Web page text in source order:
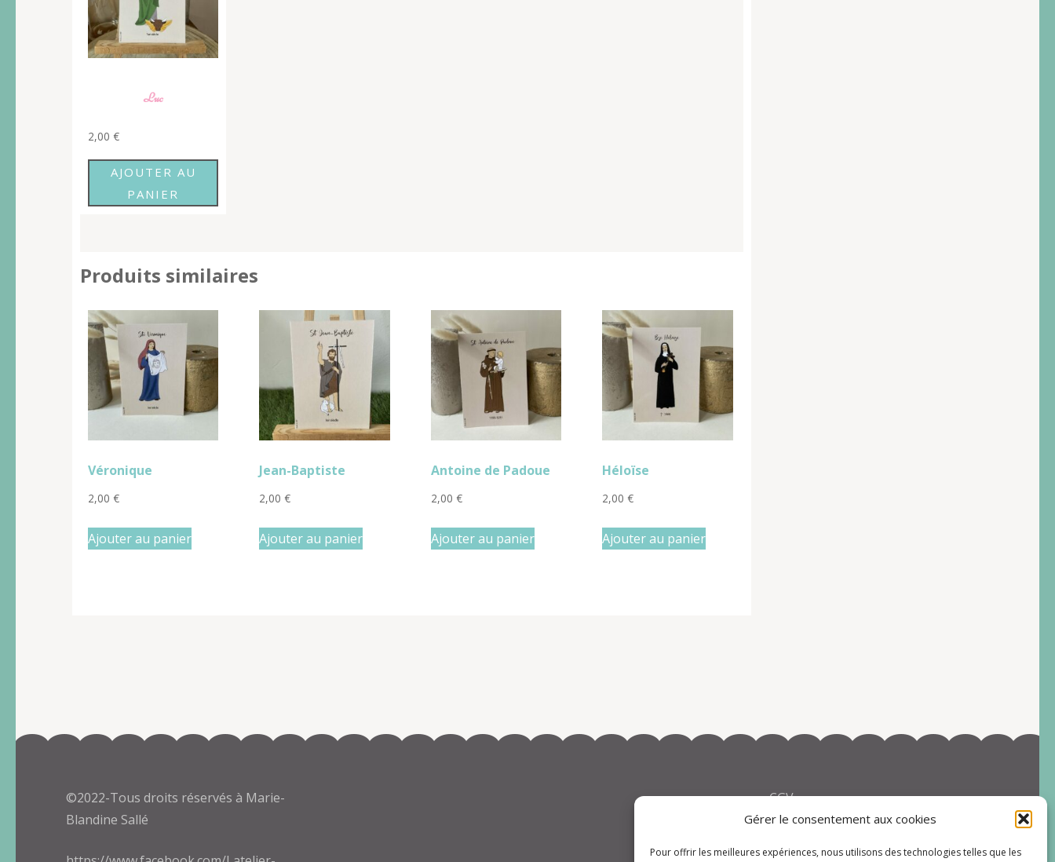
Gérer le consentement aux cookies
Pour offrir les meilleures expériences, nous utilisons des technologies telles que les
Luc
2,00 €
AJOUTER AU
PANIER
Produits similaires
Véronique
2,00 €
Ajouter au panier
Jean-Baptiste
2,00€
Ajouter au panier
Antoine de Padoue
2,00 €
Ajouter au panier
Héloïse
2,00€
Ajouter au panier
©2022-Tous droits réservés à Marie-
Blandine Sallé
CGV